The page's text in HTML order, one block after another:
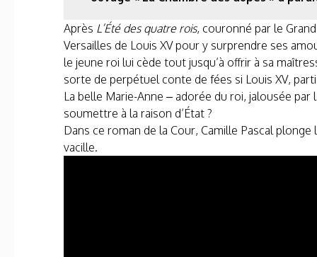
Après L’Été des quatre rois, couronné par le
Versailles de Louis XV pour y surprendre ses
le jeune roi lui cède tout jusqu’à offrir à sa
sorte de perpétuel conte de fées si Louis XV,
La belle Marie-Anne – adorée du roi, jalousée
soumettre à la raison d’État ?
Dans ce roman de la Cour, Camille Pascal
vacille.